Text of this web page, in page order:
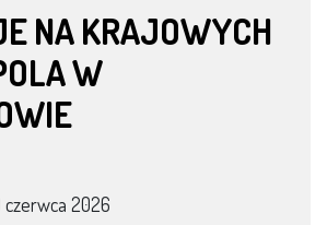
NA KRAJOWYCH
W
czerwca 2026